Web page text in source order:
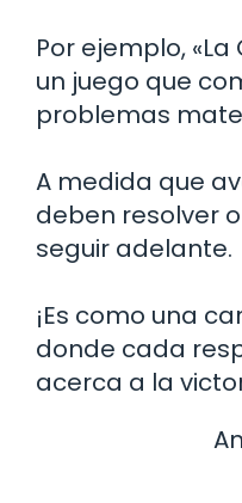
Por ejemplo,
un juego que
problemas
A medida que
deben resolver
seguir adelante.
¡Es como una
donde cada
acerca a la